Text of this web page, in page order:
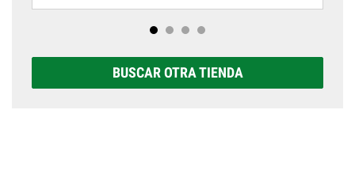
BUSCAR OTRA TIENDA